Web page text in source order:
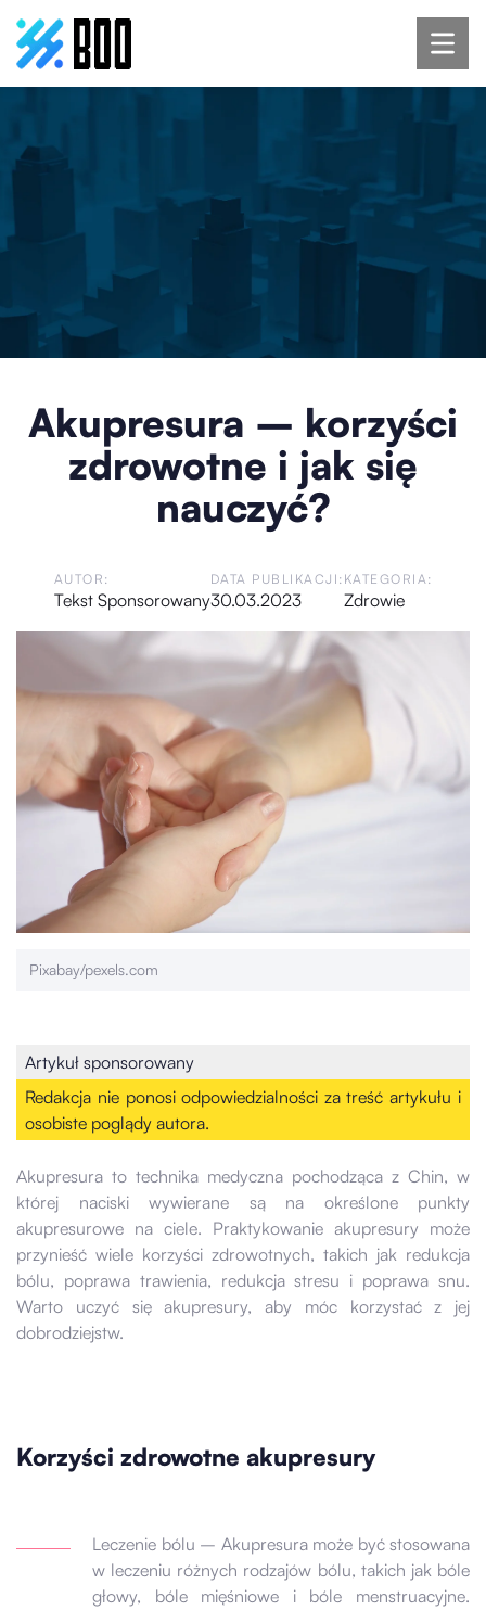
Akupresura – korzyści
zdrowotne i jak się
nauczyć?
AUTOR:
Tekst Sponsorowany
DATA PUBLIKACJI:
30.03.2023
KATEGORIA:
Zdrowie
Pixabay/pexels.com
Artykuł sponsorowany
Redakcja nie ponosi odpowiedzialności za treść artykułu i
osobiste poglądy autora.
Akupresura to technika medyczna pochodząca z Chin, w
której naciski wywierane są na określone punkty
akupresurowe na ciele. Praktykowanie akupresury może
przynieść wiele korzyści zdrowotnych, takich jak redukcja
bólu, poprawa trawienia, redukcja stresu i poprawa snu.
Warto uczyć się akupresury, aby móc korzystać z jej
dobrodziejstw.
Korzyści zdrowotne akupresury
Leczenie bólu – Akupresura może być stosowana
w leczeniu różnych rodzajów bólu, takich jak bóle
głowy, bóle mięśniowe i bóle menstruacyjne.